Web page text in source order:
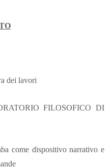
lavori
FILOSOFICO DI
narrativo e